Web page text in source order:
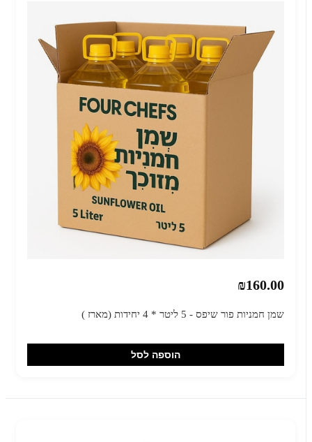
₪160.00
שמן חמניות פור שיפס - 5 ליטר * 4 יחידות (מארז )
הוספה לסל